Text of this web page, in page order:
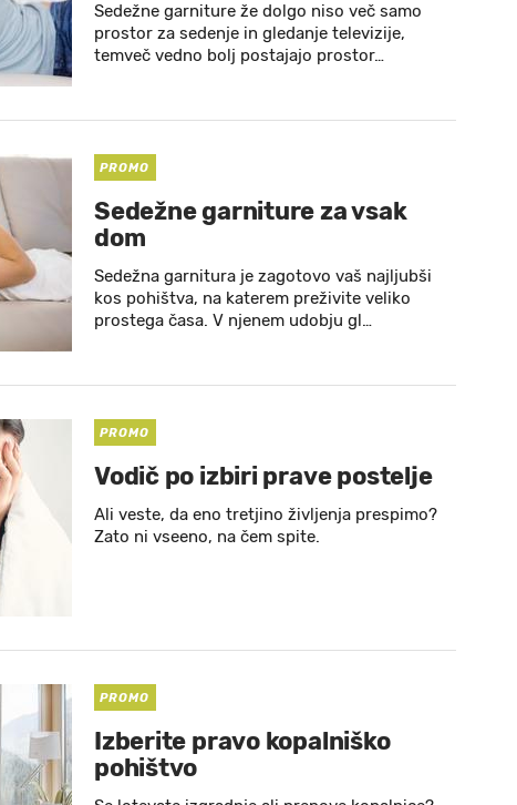
Sedežne garniture že dolgo niso več samo
prostor za sedenje in gledanje televizije,
temveč vedno bolj postajajo prostor…
PROMO
Sedežne garniture za vsak
dom
Sedežna garnitura je zagotovo vaš najljubši
kos pohištva, na katerem preživite veliko
prostega časa. V njenem udobju gl…
PROMO
Vodič po izbiri prave postelje
Ali veste, da eno tretjino življenja prespimo?
Zato ni vseeno, na čem spite.
PROMO
Izberite pravo kopalniško
pohištvo